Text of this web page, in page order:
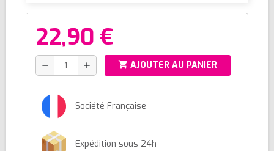
22,90 €
remove add shopping_cart AJOUTER AU PANIER
Société Française
Expédition sous 24h